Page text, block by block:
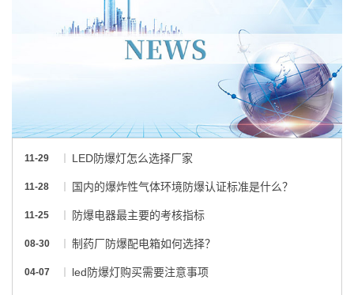
11-29 LED防爆灯怎么选择厂家
11-28 国内的爆炸性气体环境防爆认证标准是什么？
11-25 防爆电器最主要的考核指标
08-30 制药厂防爆配电箱如何选择？
04-07 led防爆灯购买需要注意事项